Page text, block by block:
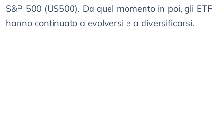
S&P 500 (US500). Da quel momento in poi, gli ETF
hanno continuato a evolversi e a diversificarsi.